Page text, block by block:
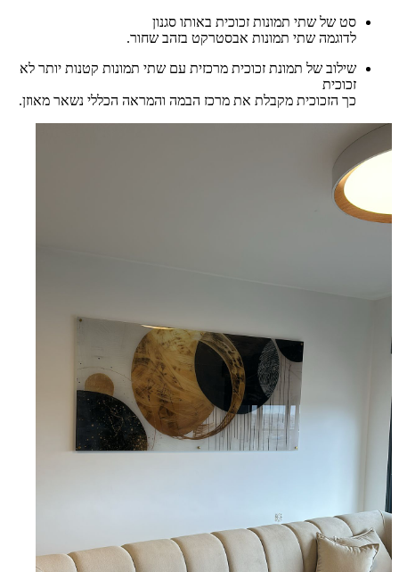
סט של שתי תמונות זכוכית באותו סגנון
לדוגמה שתי תמונות אבסטרקט בזהב שחור.
שילוב של תמונת זכוכית מרכזית עם שתי תמונות קטנות יותר לא
זכוכית
כך הזכוכית מקבלת את מרכז הבמה והמראה הכללי נשאר מאוזן.